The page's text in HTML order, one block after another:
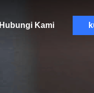
Hubungi Kami